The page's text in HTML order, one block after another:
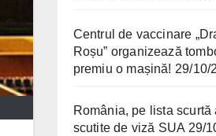
Centrul de vaccinare
Roșu” organizează
premiu o mașină! 29/10/
România, pe lista scurtă
scutite de viză SUA 29/